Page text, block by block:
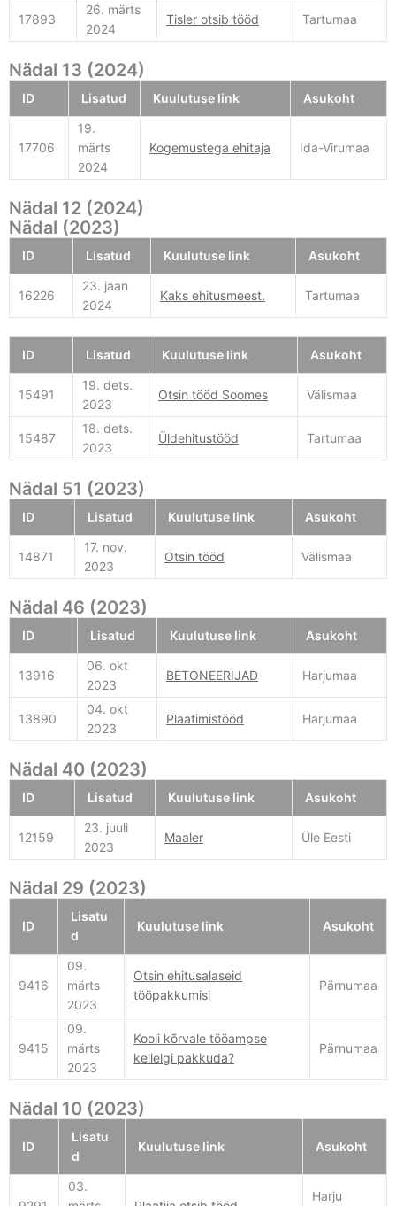
17893
26. märts
2024
Tisler otsib tööd Tartumaa
Nädal 13 (2024)
ID Lisatud Kuulutuse link Asukoht
17706
19.
märts
2024
Kogemustega ehitaja Ida-Virumaa
Nädal 12 (2024)
Nädal (2023)
ID Lisatud Kuulutuse link Asukoht
16226
23. jaan
2024
Kaks ehitusmeest. Tartumaa
ID Lisatud Kuulutuse link Asukoht
15491
19. dets.
2023
Otsin tööd Soomes Välismaa
15487
18. dets.
2023
Üldehitustööd Tartumaa
Nädal 51 (2023)
ID Lisatud Kuulutuse link Asukoht
14871
17. nov.
2023
Otsin tööd Välismaa
Nädal 46 (2023)
ID Lisatud Kuulutuse link Asukoht
13916
06. okt
2023
BETONEERIJAD Harjumaa
13890
04. okt
2023
Plaatimistööd Harjumaa
Nädal 40 (2023)
ID Lisatud Kuulutuse link Asukoht
12159
23. juuli
2023
Maaler Üle Eesti
Nädal 29 (2023)
ID
Lisatu
d
Kuulutuse link Asukoht
9416
09.
märts
2023
Otsin ehitusalaseid
tööpakkumisi
Pärnumaa
9415
09.
märts
2023
Kooli kõrvale tööampse
kellelgi pakkuda?
Pärnumaa
Nädal 10 (2023)
ID
Lisatu
d
Kuulutuse link Asukoht
03.
Harju